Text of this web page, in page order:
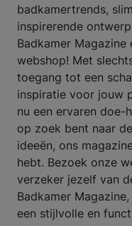
badkamertrends,
inspirerende
Badkamer
webshop! Met
toegang tot een
inspiratie voor jouw
nu een ervaren
op zoek bent naar
ideeën, ons
hebt. Bezoek onze
verzeker jezelf van
Badkamer
een stijlvolle en